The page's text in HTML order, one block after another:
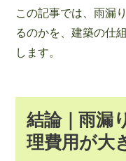
この記事では、雨漏
るのかを、建築の仕
します。
結論｜雨漏
理費用が大